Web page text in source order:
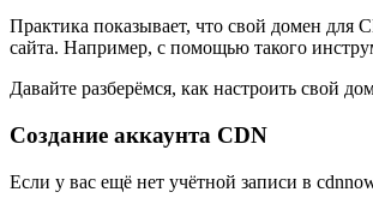
Практика показывает, что свой домен для
сайта. Например, с помощью такого
Давайте разберёмся, как настроить свой
Создание аккаунта CDN
Если у вас ещё нет учётной записи в